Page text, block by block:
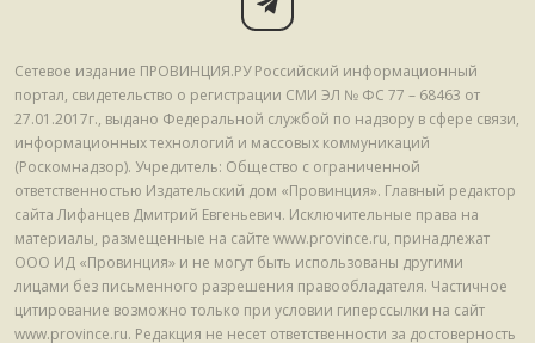
Сетевое издание ПРОВИНЦИЯ.РУ Российский информационный
портал, свидетельство о регистрации СМИ ЭЛ № ФС 77 – 68463 от
27.01.2017г., выдано Федеральной службой по надзору в сфере связи,
информационных технологий и массовых коммуникаций
(Роскомнадзор). Учредитель: Общество с ограниченной
ответственностью Издательский дом «Провинция». Главный редактор
сайта Лифанцев Дмитрий Евгеньевич. Исключительные права на
материалы, размещенные на сайте www.province.ru, принадлежат
ООО ИД «Провинция» и не могут быть использованы другими
лицами без письменного разрешения правообладателя. Частичное
цитирование возможно только при условии гиперссылки на сайт
www.province.ru. Редакция не несет ответственности за достоверность